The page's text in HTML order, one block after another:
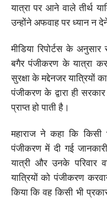
यात्रा पर आने वाले तीर्थ
उन्होंने अफवाह पर ध्यान न
मीडिया रिपोर्टस के
बगैर पंजीकरण के यात्रा
सुरक्षा के मद्देनजर
पंजीकरण के द्वारा ही
प्राप्त हो पाती है।
महाराज ने कहा कि
पंजीकरण में दी गई
यात्री और उनके परिवार
यात्रियों को पंजीकरण
किया कि वह किसी भी